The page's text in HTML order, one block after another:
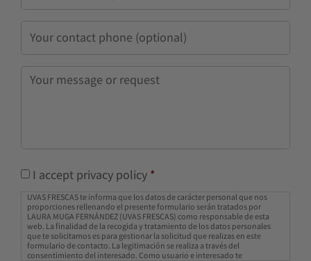
Message
Consentimiento *
I accept privacy policy *
UVAS FRESCAS te informa que los datos de carácter personal que nos
proporciones rellenando el presente formulario serán tratados por
LAURA MUGA FERNÁNDEZ (UVAS FRESCAS) como responsable de esta
web. La finalidad de la recogida y tratamiento de los datos personales
que te solicitamos es para gestionar la solicitud que realizas en este
formulario de contacto. La legitimación se realiza a través del
consentimiento del interesado. Como usuario e interesado te